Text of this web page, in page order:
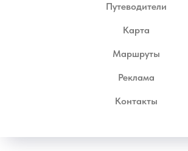
Путеводители
Карта
Маршруты
Реклама
Контакты